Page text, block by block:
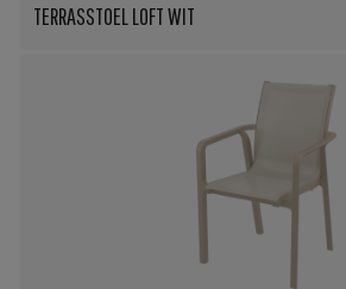
TERRASSTOEL LOFT WIT